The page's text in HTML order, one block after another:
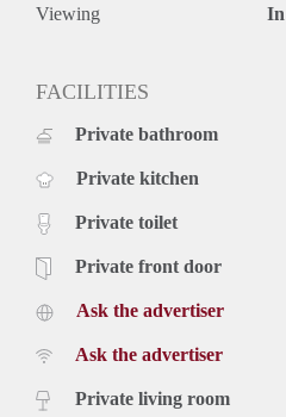
Viewing In
FACILITIES
Private bathroom
Private kitchen
Private toilet
Private front door
Ask the advertiser
Ask the advertiser
Private living room